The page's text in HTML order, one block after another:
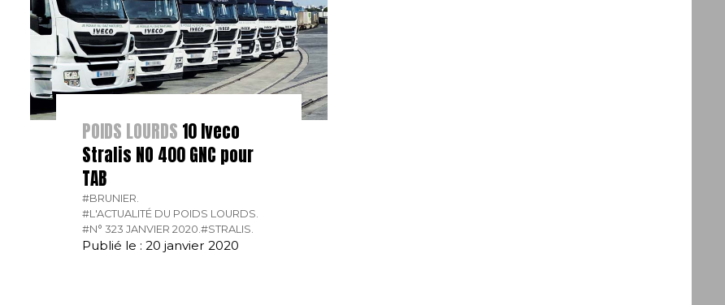
POIDS LOURDS 10 Iveco
Stralis NO 400 GNC pour
TAB
#BRUNIER.
#L'ACTUALITÉ DU POIDS LOURDS.
#N° 323 JANVIER 2020.#STRALIS.
Publié le : 20 janvier 2020